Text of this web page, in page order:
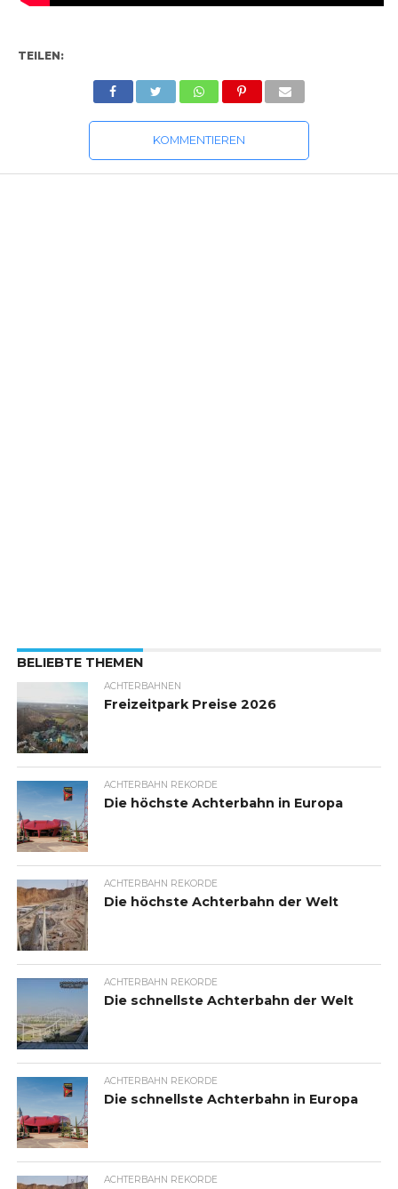
TEILEN:
KOMMENTIEREN
BELIEBTE THEMEN
ACHTERBAHNEN
Freizeitpark Preise 2026
ACHTERBAHN REKORDE
Die höchste Achterbahn in Europa
ACHTERBAHN REKORDE
Die höchste Achterbahn der Welt
ACHTERBAHN REKORDE
Die schnellste Achterbahn der Welt
ACHTERBAHN REKORDE
Die schnellste Achterbahn in Europa
ACHTERBAHN REKORDE